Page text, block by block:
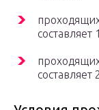
составляет
составляет